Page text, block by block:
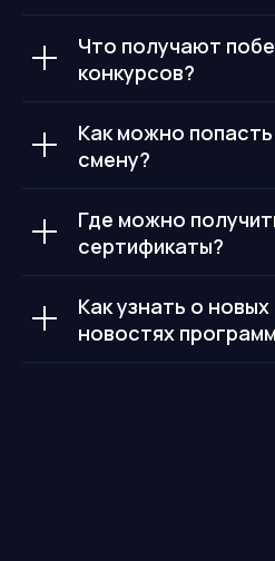
Что получают
конкурсов?
Как можно
смену?
Где можно
сертификаты?
Как узнать о новых
новостях